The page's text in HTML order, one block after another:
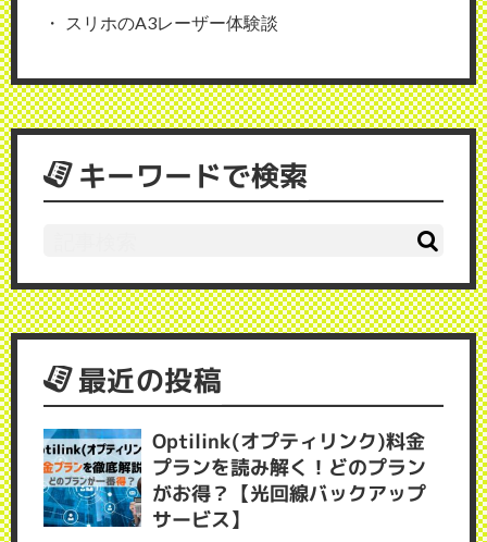
スリホのA3レーザー体験談
キーワードで検索
最近の投稿
Optilink(オプティリンク)料金
プランを読み解く！どのプラン
がお得？【光回線バックアップ
サービス】